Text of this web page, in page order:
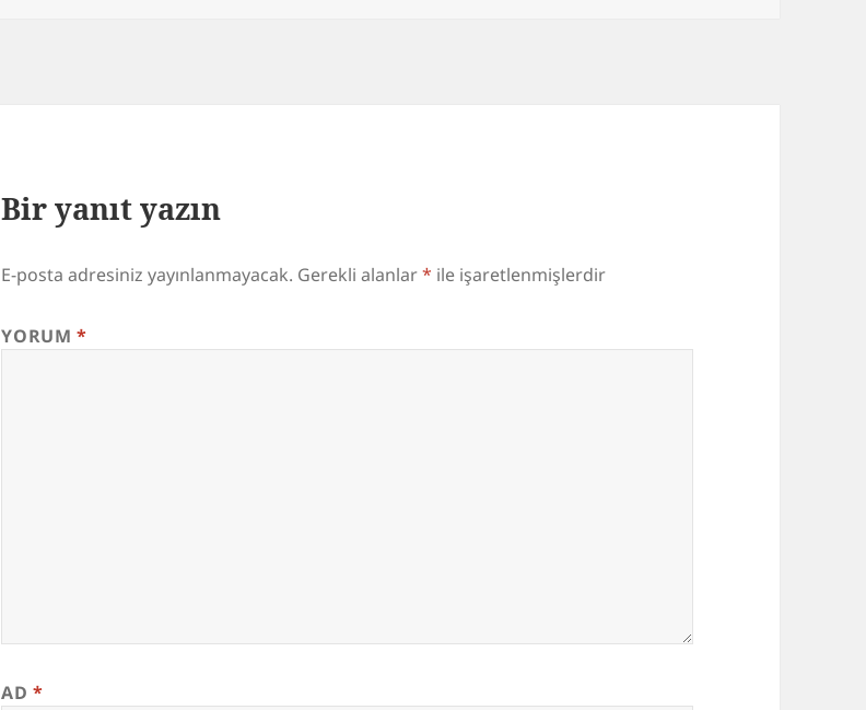
Bir yanıt yazın
E-posta adresiniz yayınlanmayacak. Gerekli alanlar* ile işaretlenmişlerdir
YORUM*
AD*